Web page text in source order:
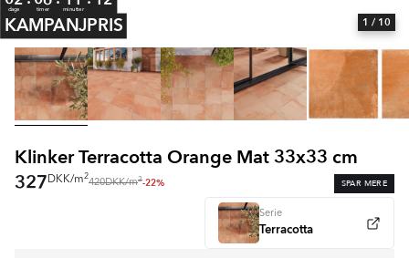
dage timer minutter
KAMPANJPRIS 1 / 10
Klinker Terracotta Orange Mat 33x33 cm
327 DKK/m2
420DKK/m2-22% SPAR MERE
Serie
Terracotta